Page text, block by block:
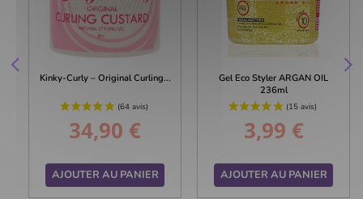
Kinky-Curly – Original Curling...
Prix
34,90 €
AJOUTER AU PANIER
Gel Eco Styler ARGAN OIL
236ml
Prix
3,99 €
AJOUTER AU PANIER